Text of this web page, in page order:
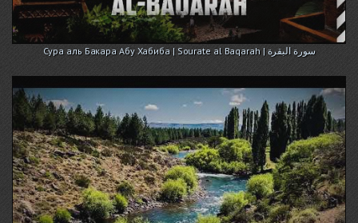
Cура аль Бакара Абу Хабиба | Sourate al Baqarah | سورة البقرة